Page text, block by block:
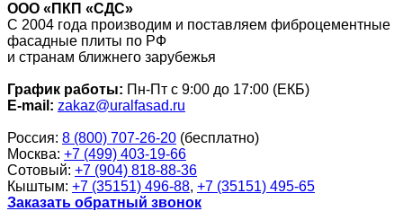
ООО «ПКП «СДС»
С 2004 года производим и поставляем фиброцементные
фасадные плиты по РФ
и странам ближнего зарубежья
График работы: Пн-Пт с 9:00 до 17:00 (ЕКБ)
E-mail: zakaz@uralfasad.ru
Россия: 8 (800) 707-26-20 (бесплатно)
Москва: +7 (499) 403-19-66
Сотовый: +7 (904) 818-88-36
Кыштым: +7 (35151) 496-88, +7 (35151) 495-65
Заказать обратный звонок